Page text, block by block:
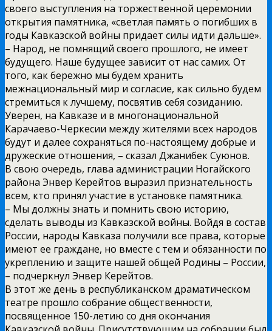
своего выступления на торжественной церемонии
открытия памятника, «светлая память о погибших в
годы Кавказской войны придает силы идти дальше».
– Народ, не помнящий своего прошлого, не имеет
будущего. Наше будущее зависит от нас самих. От
того, как бережно мы будем хранить
межнациональный мир и согласие, как сильно будем
стремиться к лучшему, посвятив себя созиданию.
Уверен, на Кавказе и в многонациональной
Карачаево-Черкесии между жителями всех народов
будут и далее сохраняться по-настоящему добрые и
дружеские отношения, – сказал Джанибек Суюнов.
В свою очередь, глава администрации Ногайского
района Энвер Керейтов выразил признательность
всем, кто принял участие в установке памятника.
– Мы должны знать и помнить свою историю,
сделать выводы из Кавказской войны. Войдя в состав
России, народы Кавказа получили все права, которые
имеют ее граждане, но вместе с тем и обязанности по
укреплению и защите нашей общей Родины – России,
– подчеркнул Энвер Керейтов.
В этот же день в республиканском драматическом
театре прошло собрание общественности,
посвященное 150-летию со дня окончания